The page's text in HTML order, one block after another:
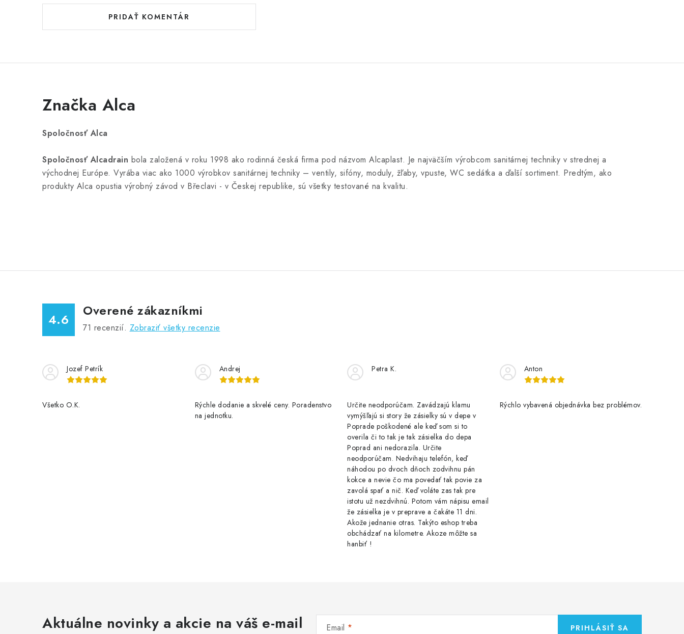
PRIDAŤ KOMENTÁR
Značka Alca
Spoločnosť Alca
Spoločnosť Alcadrain bola založená v roku 1998 ako rodinná česká firma pod názvom Alcaplast. Je najväčším výrobcom sanitárnej techniky v strednej a
východnej Európe. Vyrába viac ako 1000 výrobkov sanitárnej techniky – ventily, sifóny, moduly, žľaby, vpuste, WC sedátka a ďalší sortiment. Predtým, ako
produkty Alca opustia výrobný závod v Břeclavi - v Českej republike, sú všetky testované na kvalitu.
4.6
Overené zákazníkmi
71 recenzií. Zobraziť všetky recenzie
Jozef Petrík
Všetko O.K.
Andrej
Rýchle dodanie a skvelé ceny. Poradenstvo
na jednotku.
Petra K.
Určite neodporúčam. Zavádzajú klamu
vymýšľajú si story že zásielky sú v depe v
Poprade poškodené ale keď som si to
overila či to tak je tak zásielka do depa
Poprad ani nedorazila. Určite
neodporúčam. Nedvihaju telefón, keď
náhodou po dvoch dňoch zodvihnu pán
kokce a nevie čo ma povedať tak povie za
zavolá spať a nič. Keď voláte zas tak pre
istotu už nezdvihnú. Potom vám nápisu email
že zásielka je v preprave a čakáte 11 dni.
Akože jednanie otras. Takýto eshop treba
obchádzať na kilometre. Akoze môžte sa
hanbiť !
Anton
Rýchlo vybavená objednávka bez problémov.
Aktuálne novinky a akcie na váš e-mail Email PRIHLÁSIŤ SA